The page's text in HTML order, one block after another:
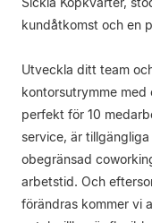
kundåtkomst och en
Utveckla ditt team
kontorsutrymme med
perfekt för 10
service, är
obegränsad
arbetstid. Och
förändras kommer vi